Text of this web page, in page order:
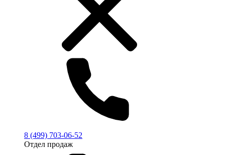
8 (499) 703-06-52
Отдел продаж